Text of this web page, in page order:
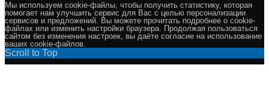
Мы используем cookie-файлы, чтобы получить статистику, которая
помогает нам улучшить сервис для Вас с целью персонализации
сервисов и предложений. Вы можете прочитать подробнее о cookie-
файлах или изменить настройки браузера. Продолжая пользоваться
сайтом без изменения настроек, вы даёте согласие на использование
ваших cookie-файлов.
Scroll to Top